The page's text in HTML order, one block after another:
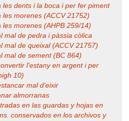
les dents i la boca i per fer piment
les morenes (ACCV 21752)
les morenes (AHPB 259/14)
mal de pedra i pàssia còlica
mal de queixal (ACCV 21757)
mal de sement (BC 864)
l'estany en argent i per
10)
mal d'eixir
almorranas
en las guardas y hojas en
conservados en los archivos y